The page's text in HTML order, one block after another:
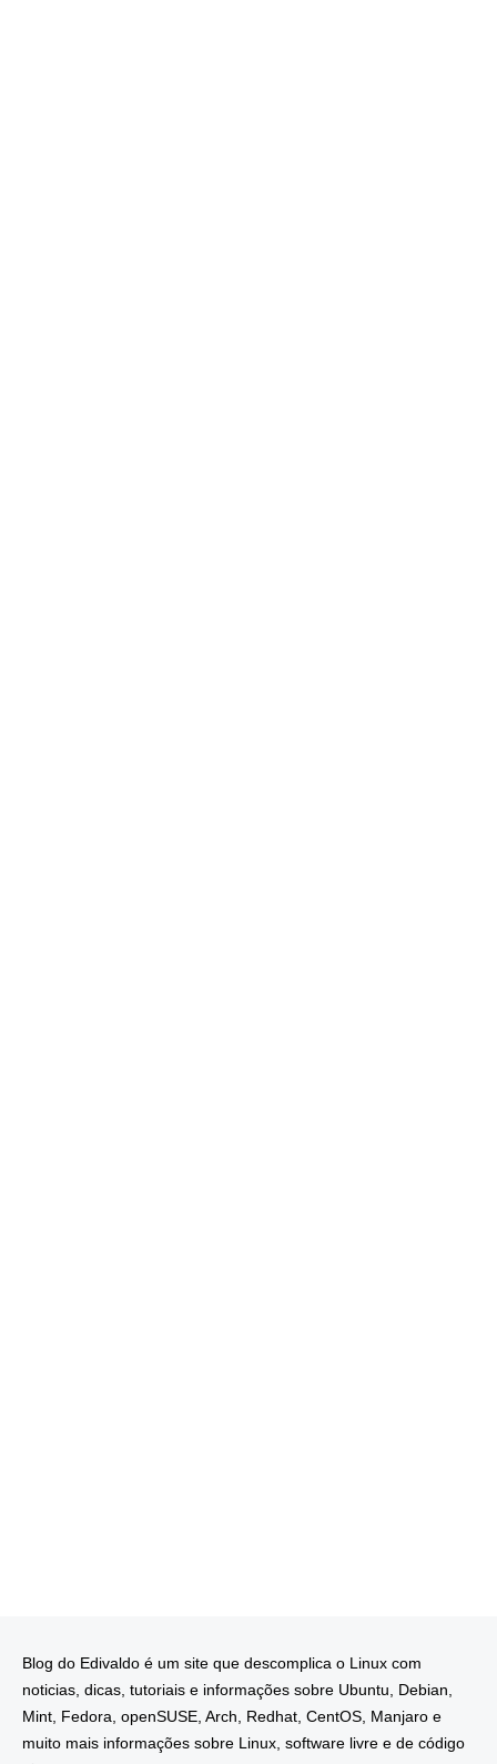
Blog do Edivaldo é um site que descomplica o Linux com
noticias, dicas, tutoriais e informações sobre Ubuntu, Debian,
Mint, Fedora, openSUSE, Arch, Redhat, CentOS, Manjaro e
muito mais informações sobre Linux, software livre e de código